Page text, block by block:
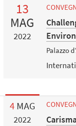
13
MAG
2022
Palazzo
4 MAG
2022